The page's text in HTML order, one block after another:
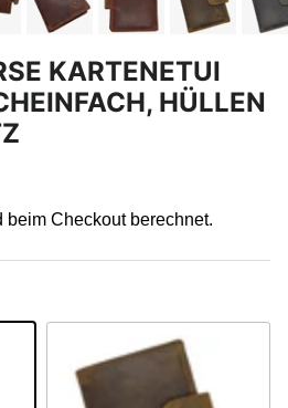
KARTENETUI
HÜLLEN
beim Checkout berechnet.